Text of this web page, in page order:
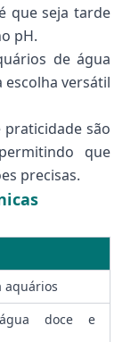
que seja tarde
pH.
de água
escolha versátil
praticidade são
que
precisas.
aquários
doce e